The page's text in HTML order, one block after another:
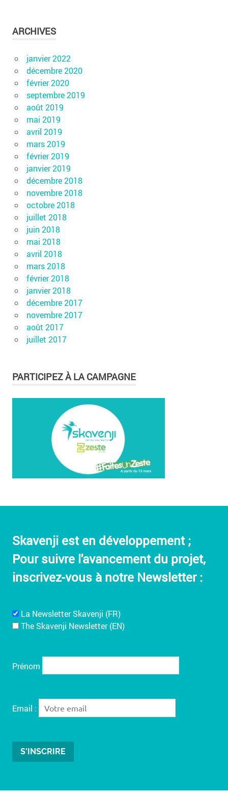
ARCHIVES
janvier 2022
décembre 2020
février 2020
septembre 2019
août 2019
mai 2019
avril 2019
mars 2019
février 2019
janvier 2019
décembre 2018
novembre 2018
octobre 2018
juillet 2018
juin 2018
mai 2018
avril 2018
mars 2018
février 2018
janvier 2018
décembre 2017
novembre 2017
août 2017
juillet 2017
PARTICIPEZ À LA CAMPAGNE
Skavenji est en développement ;
Pour suivre l'avancement du projet,
inscrivez-vous à notre Newsletter :
La Newsletter Skavenji (FR)
The Skavenji Newsletter (EN)
Prénom
Email :